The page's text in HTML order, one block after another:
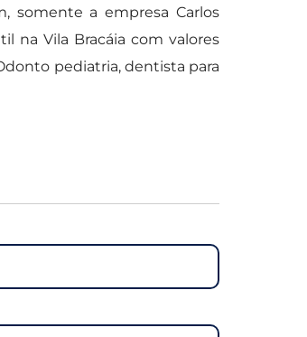
somente a empresa Carlos
na Vila Bracáia com valores
pediatria, dentista para